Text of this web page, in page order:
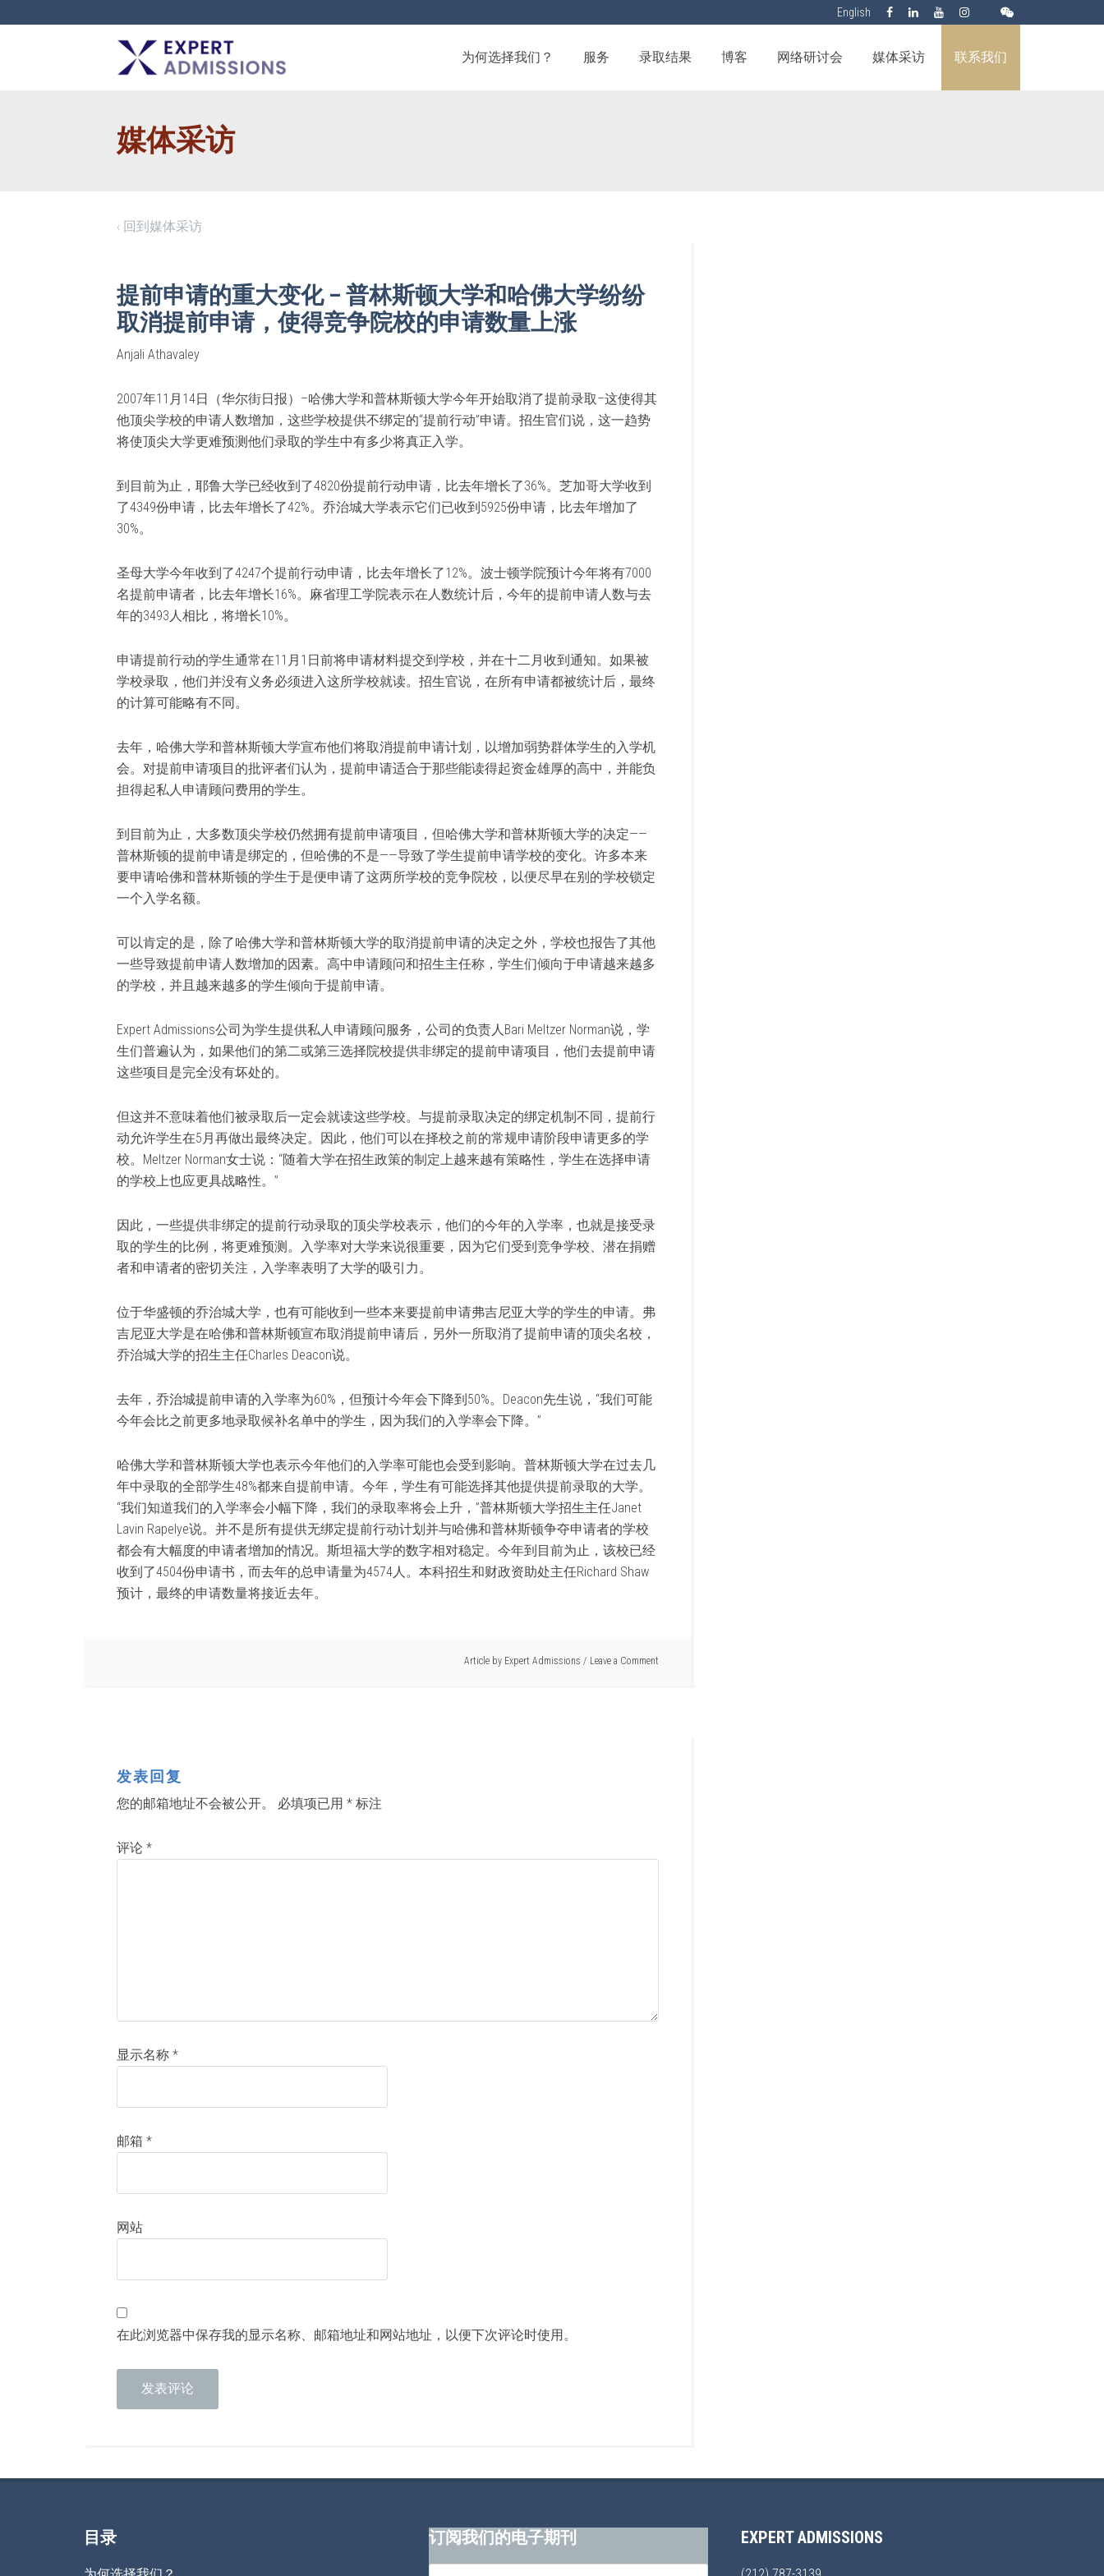
English
EXPERT
ADMISSIONS
为何选择我们？ 服务 录取结果 博客 网络研讨会 媒体采访 联系我们
媒体采访
‹ 回到媒体采访
提前申请的重大变化 – 普林斯顿大学和哈佛大学纷纷
取消提前申请，使得竞争院校的申请数量上涨
Anjali Athavaley
2007年11月14日（华尔街日报）–哈佛大学和普林斯顿大学今年开始取消了提前录取–这使得其
他顶尖学校的申请人数增加，这些学校提供不绑定的“提前行动”申请。招生官们说，这一趋势
将使顶尖大学更难预测他们录取的学生中有多少将真正入学。
到目前为止，耶鲁大学已经收到了4820份提前行动申请，比去年增长了36%。芝加哥大学收到
了4349份申请，比去年增长了42%。乔治城大学表示它们已收到5925份申请，比去年增加了
30%。
圣母大学今年收到了4247个提前行动申请，比去年增长了12%。波士顿学院预计今年将有7000
名提前申请者，比去年增长16%。麻省理工学院表示在人数统计后，今年的提前申请人数与去
年的3493人相比，将增长10%。
申请提前行动的学生通常在11月1日前将申请材料提交到学校，并在十二月收到通知。如果被
学校录取，他们并没有义务必须进入这所学校就读。招生官说，在所有申请都被统计后，最终
的计算可能略有不同。
去年，哈佛大学和普林斯顿大学宣布他们将取消提前申请计划，以增加弱势群体学生的入学机
会。对提前申请项目的批评者们认为，提前申请适合于那些能读得起资金雄厚的高中，并能负
担得起私人申请顾问费用的学生。
到目前为止，大多数顶尖学校仍然拥有提前申请项目，但哈佛大学和普林斯顿大学的决定——
普林斯顿的提前申请是绑定的，但哈佛的不是——导致了学生提前申请学校的变化。许多本来
要申请哈佛和普林斯顿的学生于是便申请了这两所学校的竞争院校，以便尽早在别的学校锁定
一个入学名额。
可以肯定的是，除了哈佛大学和普林斯顿大学的取消提前申请的决定之外，学校也报告了其他
一些导致提前申请人数增加的因素。高中申请顾问和招生主任称，学生们倾向于申请越来越多
的学校，并且越来越多的学生倾向于提前申请。
Expert Admissions公司为学生提供私人申请顾问服务，公司的负责人Bari Meltzer Norman说，学
生们普遍认为，如果他们的第二或第三选择院校提供非绑定的提前申请项目，他们去提前申请
这些项目是完全没有坏处的。
但这并不意味着他们被录取后一定会就读这些学校。与提前录取决定的绑定机制不同，提前行
动允许学生在5月再做出最终决定。因此，他们可以在择校之前的常规申请阶段申请更多的学
校。Meltzer Norman女士说：“随着大学在招生政策的制定上越来越有策略性，学生在选择申请
的学校上也应更具战略性。”
因此，一些提供非绑定的提前行动录取的顶尖学校表示，他们的今年的入学率，也就是接受录
取的学生的比例，将更难预测。入学率对大学来说很重要，因为它们受到竞争学校、潜在捐赠
者和申请者的密切关注，入学率表明了大学的吸引力。
位于华盛顿的乔治城大学，也有可能收到一些本来要提前申请弗吉尼亚大学的学生的申请。弗
吉尼亚大学是在哈佛和普林斯顿宣布取消提前申请后，另外一所取消了提前申请的顶尖名校，
乔治城大学的招生主任Charles Deacon说。
去年，乔治城提前申请的入学率为60%，但预计今年会下降到50%。Deacon先生说，“我们可能
今年会比之前更多地录取候补名单中的学生，因为我们的入学率会下降。”
哈佛大学和普林斯顿大学也表示今年他们的入学率可能也会受到影响。普林斯顿大学在过去几
年中录取的全部学生48%都来自提前申请。今年，学生有可能选择其他提供提前录取的大学。
“我们知道我们的入学率会小幅下降，我们的录取率将会上升，”普林斯顿大学招生主任Janet
Lavin Rapelye说。并不是所有提供无绑定提前行动计划并与哈佛和普林斯顿争夺申请者的学校
都会有大幅度的申请者增加的情况。斯坦福大学的数字相对稳定。今年到目前为止，该校已经
收到了4504份申请书，而去年的总申请量为4574人。本科招生和财政资助处主任Richard Shaw
预计，最终的申请数量将接近去年。
Article by Expert Admissions Leave a Comment
发表回复
您的邮箱地址不会被公开。 必填项已用 * 标注
评论 *
显示名称 *
邮箱 *
网站
在此浏览器中保存我的显示名称、邮箱地址和网站地址，以便下次评论时使用。
目录 订阅我们的电子期刊 EXPERT ADMISSIONS